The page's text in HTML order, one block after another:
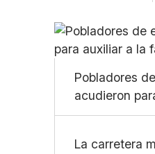
Pobladores
acudieron
La carretera